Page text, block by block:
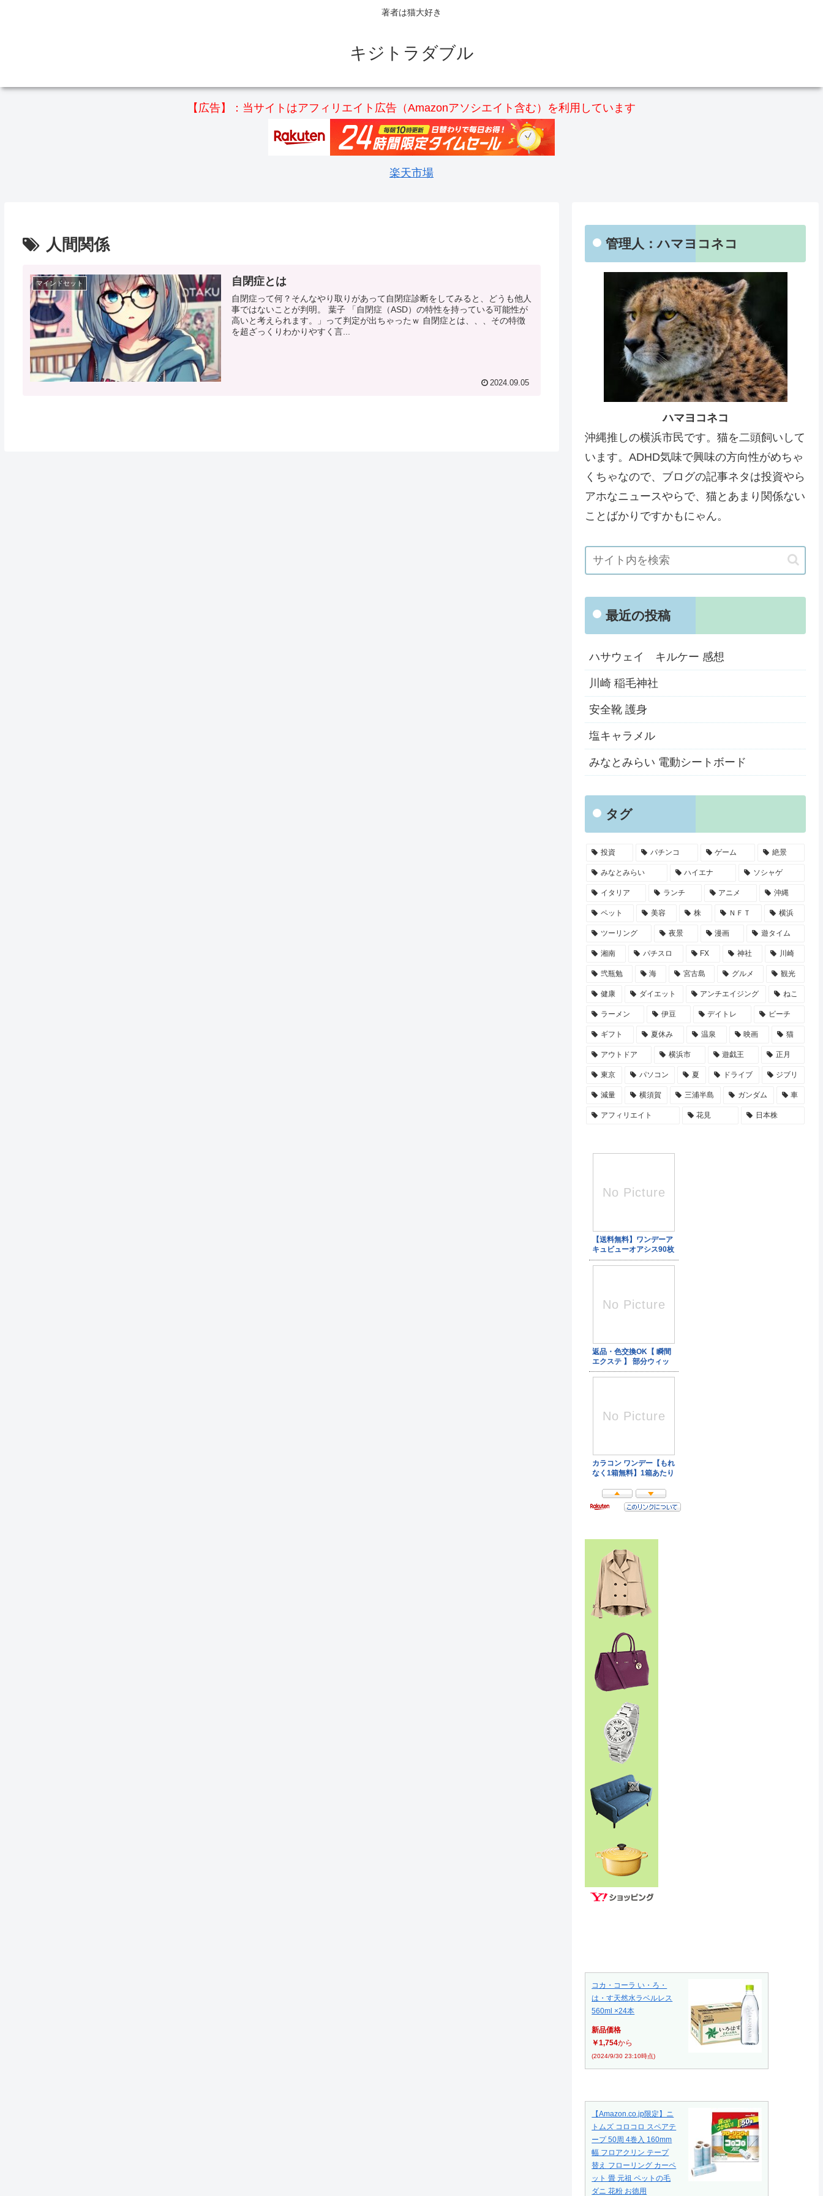
著者は猫大好き
キジトラダブル
【広告】：当サイトはアフィリエイト広告（Amazonアソシエイト含む）を利用しています
楽天市場
人間関係
マインドセット 自閉症とは
自閉症って何？そんなやり取りがあって自閉症診断をしてみると、どうも他人
事ではないことが判明。 葉子 「自閉症（ASD）の特性を持っている可能性が
高いと考えられます。」って判定が出ちゃったｗ 自閉症とは、、、その特徴
を超ざっくりわかりやすく言...
2024.09.05
管理人：ハマヨコネコ
ハマヨコネコ
沖縄推しの横浜市民です。猫を二頭飼いして
います。ADHD気味で興味の方向性がめちゃ
くちゃなので、ブログの記事ネタは投資やら
アホなニュースやらで、猫とあまり関係ない
ことばかりですかもにゃん。
最近の投稿
ハサウェイ キルケー 感想
川崎 稲毛神社
安全靴 護身
塩キャラメル
みなとみらい 電動シートボード
タグ
投資 パチンコ ゲーム 絶景
みなとみらい ハイエナ ソシャゲ
イタリア ランチ アニメ 沖縄
ペット 美容 株 ＮＦＴ 横浜
ツーリング 夜景 漫画 遊タイム
湘南 パチスロ FX 神社 川崎
弐瓶勉 海 宮古島 グルメ 観光
健康 ダイエット アンチエイジング ねこ
ラーメン 伊豆 デイトレ ビーチ
ギフト 夏休み 温泉 映画 猫
アウトドア 横浜市 遊戯王 正月
東京 パソコン 夏 ドライブ ジブリ
減量 横須賀 三浦半島 ガンダム 車
アフィリエイト 花見 日本株
コカ・コーラ い・ろ・
は・す天然水ラベルレス
560ml ×24本
新品価格
￥1,754から
(2024/9/30 23:10時点)
【Amazon.co.jp限定】ニ
トムズ コロコロ スペアテ
ープ 50周 4巻入 160mm
幅 フロアクリン テープ
替え フローリング カーペ
ット 畳 元祖 ペットの毛
ダニ 花粉 お徳用